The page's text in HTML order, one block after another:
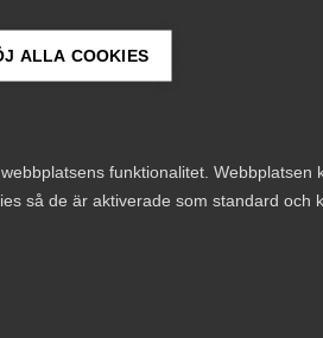
ALLA COOKIES
funktionalitet. Webbplatsen
så de är aktiverade som standard och
och Finanspolitiska rådet